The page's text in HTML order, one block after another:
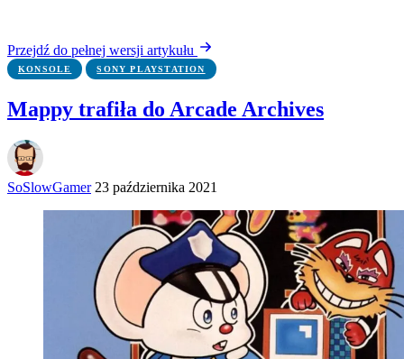
Przejdź do pełnej wersji artykułu
KONSOLE SONY PLAYSTATION
Mappy trafiła do Arcade Archives
SoSlowGamer 23 października 2021